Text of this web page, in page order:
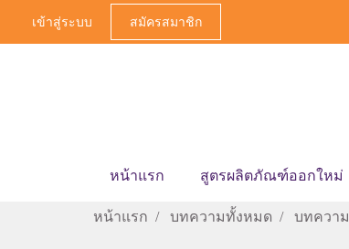
เข้าสู่ระบบ สมัครสมาชิก
หน้าแรก สูตรผลิตภัณฑ์ออกใหม่
หน้าแรก บทความทั้งหมด บทความ